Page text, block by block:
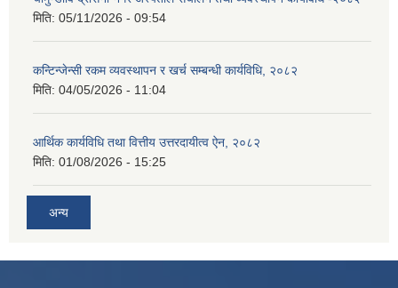
मिति: 05/11/2026 - 09:54
कन्टिन्जेन्सी रकम व्यवस्थापन र खर्च सम्बन्धी कार्यविधि, २०८२
मिति: 04/05/2026 - 11:04
आर्थिक कार्यविधि तथा वित्तीय उत्तरदायीत्व ऐन, २०८२
मिति: 01/08/2026 - 15:25
अन्य